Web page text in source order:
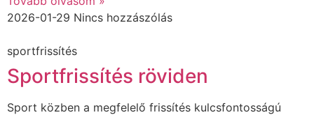
2026-01-29 Nincs hozzászólás
sportfrissítés
Sportfrissítés röviden
Sport közben a megfelelő frissítés kulcsfontosságú